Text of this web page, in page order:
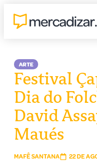
ARTE
Festival
Dia do
David
Maués
MAFÊ SANTANA 22 DE